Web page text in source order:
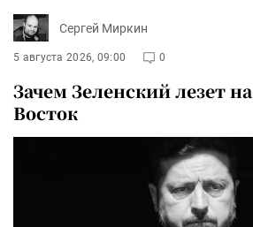
Сергей Миркин
5 августа 2026, 09:00 0
Зачем Зеленский лезет
Восток